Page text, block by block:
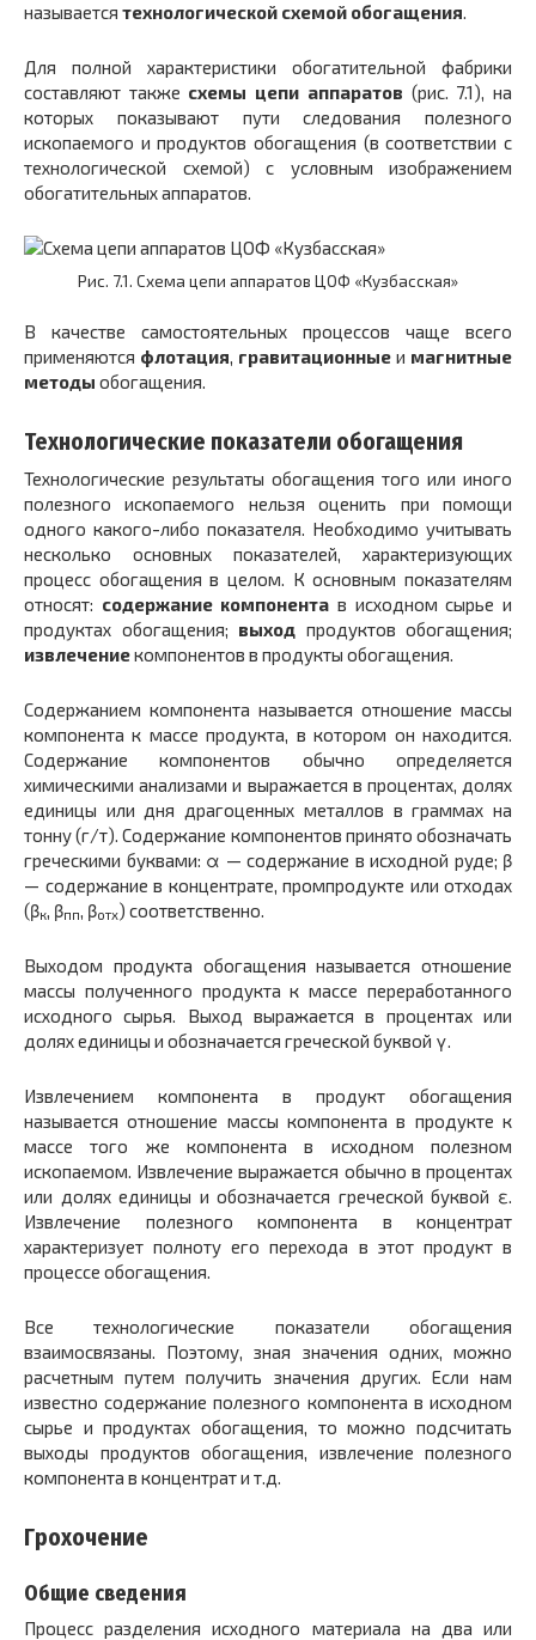
называется технологической схемой обогащения.
Для полной характеристики обогатительной фабрики
составляют также схемы цепи аппаратов (рис. 7.1), на
которых показывают пути следования полезного
ископаемого и продуктов обогащения (в соответствии с
технологической схемой) с условным изображением
обогатительных аппаратов.
Рис. 7.1. Схема цепи аппаратов ЦОФ «Кузбасская»
В качестве самостоятельных процессов чаще всего
применяются флотация гравитационные и магнитные
методы обогащения.
Технологические показатели обогащения
Технологические результаты обогащения того или иного
полезного ископаемого нельзя оценить при помощи
одного какого-либо показателя. Необходимо учитывать
несколько основных показателей, характеризующих
процесс обогащения в целом. К основным показателям
относят: содержание компонента в исходном сырье и
продуктах обогащения; выход продуктов обогащения;
извлечениекомпонентов в продукты обогащения.
Содержанием компонента называется отношение массы
компонента к массе продукта, в котором он находится.
Содержание компонентов обычно определяется
химическими анализами и выражается в процентах, долях
единицы или дня драгоценных металлов в граммах на
тонну (г/т). Содержание компонентов принято обозначать
греческими буквами: α — содержание в исходной руде; β
— содержание в концентрате, промпродукте или отходах
(βк , βпп , βотх) соответственно.
Выходом продукта обогащения называется отношение
массы полученного продукта к массе переработанного
исходного сырья. Выход выражается в процентах или
долях единицы и обозначается греческой буквой γ.
Извлечением компонента в продукт обогащения
называется отношение массы компонента в продукте к
массе того же компонента в исходном полезном
ископаемом. Извлечение выражается обычно в процентах
или долях единицы и обозначается греческой буквой ε.
Извлечение полезного компонента в концентрат
характеризует полноту его перехода в этот продукт в
процессе обогащения.
Все технологические показатели обогащения
взаимосвязаны. Поэтому, зная значения одних, можно
расчетным путем получить значения других. Если нам
известно содержание полезного компонента в исходном
сырье и продуктах обогащения, то можно подсчитать
выходы продуктов обогащения, извлечение полезного
компонента в концентрат и т.д.
Грохочение
Общие сведения
Процесс разделения исходного материала на два или